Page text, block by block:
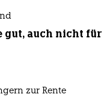
gut, auch nicht für
zur Rente